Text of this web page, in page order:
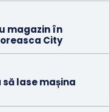
magazin în
City
lase mașina